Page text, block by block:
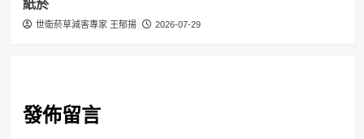
紙菸
世衛菸草減害專家 王郁揚 2026-07-29
發佈留言